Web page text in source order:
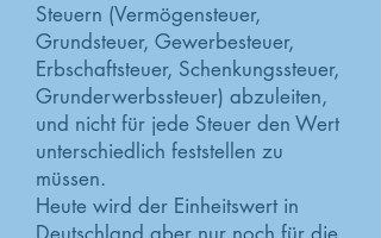
Steuern (Vermögensteuer,
Grundsteuer, Gewerbesteuer,
Erbschaftsteuer, Schenkungssteuer,
Grunderwerbssteuer) abzuleiten,
und nicht für jede Steuer den Wert
unterschiedlich feststellen zu
müssen.
Heute wird der Einheitswert in